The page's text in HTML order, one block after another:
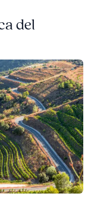
del